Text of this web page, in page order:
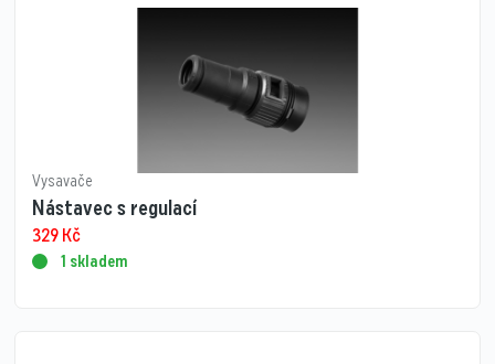
Vysavače
Nástavec s regulací
329Kč
1 skladem